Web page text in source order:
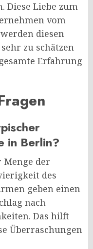
Diese Liebe zum
vom
diesen
zu schätzen
Erfahrung
in Berlin?
Menge der
des
geben einen
nach
Das hilft
Überraschungen